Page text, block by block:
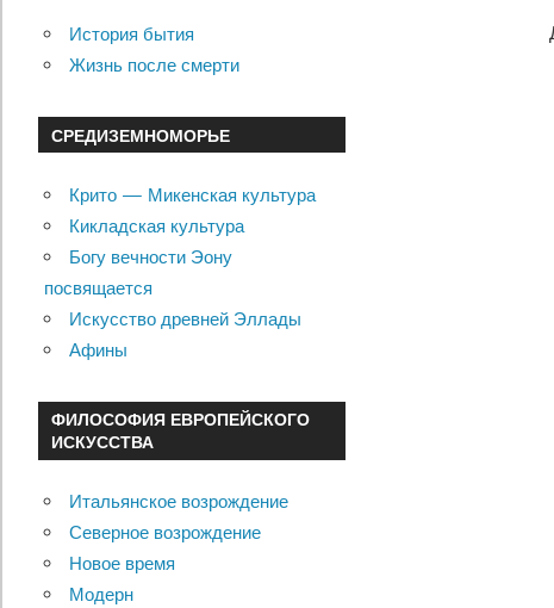
История бытия
Жизнь после смерти
СРЕДИЗЕМНОМОРЬЕ
Крито — Микенская культура
Кикладская культура
Богу вечности Эону
посвящается
Искусство древней Эллады
Афины
ФИЛОСОФИЯ ЕВРОПЕЙСКОГО
ИСКУССТВА
Итальянское возрождение
Северное возрождение
Новое время
Модерн